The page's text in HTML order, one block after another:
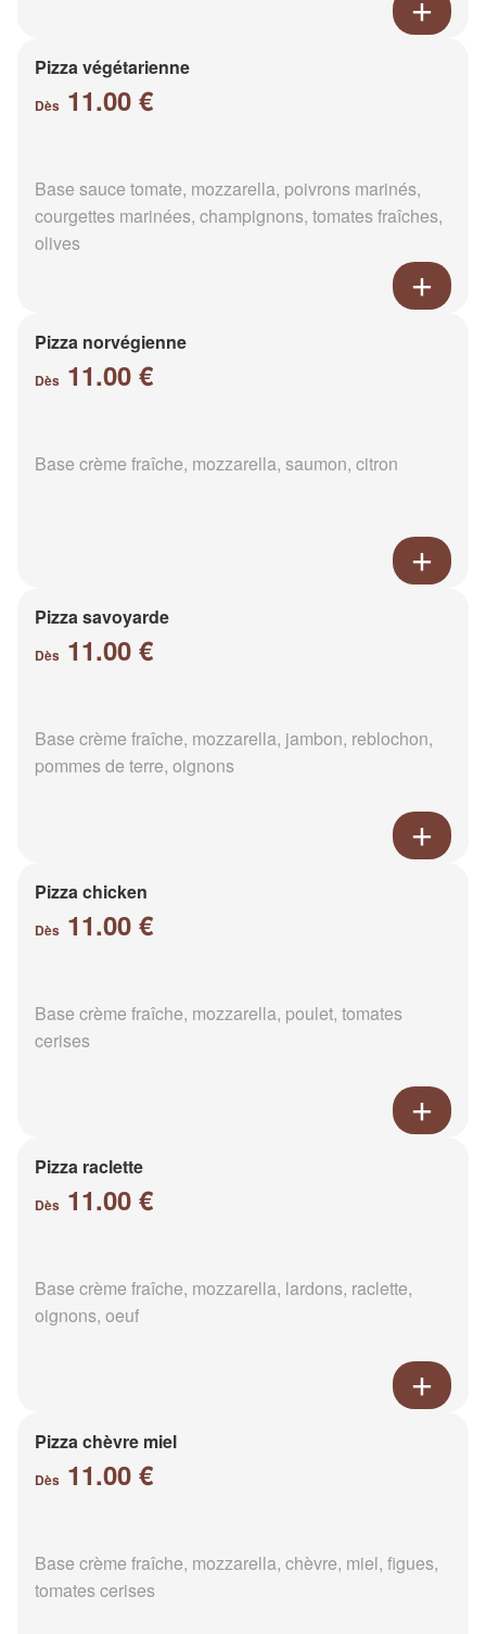
Pizza végétarienne
Dès 11.00 €
Base sauce tomate, mozzarella, poivrons marinés,
courgettes marinées, champignons, tomates fraîches,
olives
Pizza norvégienne
Dès 11.00 €
Base crème fraîche, mozzarella, saumon, citron
Pizza savoyarde
Dès 11.00 €
Base crème fraîche, mozzarella, jambon, reblochon,
pommes de terre, oignons
Pizza chicken
Dès 11.00 €
Base crème fraîche, mozzarella, poulet, tomates
cerises
Pizza raclette
Dès 11.00 €
Base crème fraîche, mozzarella, lardons, raclette,
oignons, oeuf
Pizza chèvre miel
Dès 11.00 €
Base crème fraîche, mozzarella, chèvre, miel, figues,
tomates cerises